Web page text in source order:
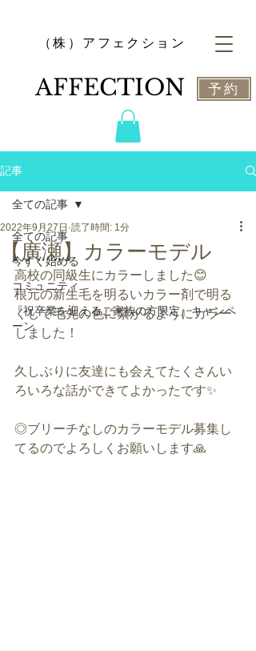
​（株）アフェクション
​AFFECTION 予約
記事
全ての記事
今すぐ始める
コミュニティ
『祝卒業を迎えるご家族の方限定』キャンペ
ーン
全ての記事
【廣瀬】カラーモデル
2022年9月27日 読了時間: 1分
高校の同級生にカラーしました😊
根元の新生毛を明るいカラー剤で明る
くして毛先の色に繋がるようにカラー
しました！
久しぶりに友達にも会えてたくさんい
ろいろな話ができてよかったです✨
◎ブリーチなしのカラーモデル募集し
てるのでよろしくお願いします🙏